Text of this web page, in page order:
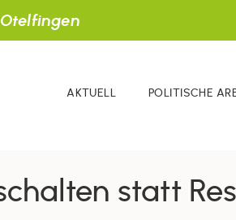
AKTUELL POLITISCHE
statt